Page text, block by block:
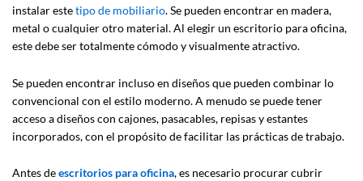
instalar estetipo de mobiliario. Se pueden encontrar en madera,
metal o cualquier otro material. Al elegir un escritorio para oficina,
este debe ser totalmente cómodo y visualmente atractivo.
Se pueden encontrar incluso en diseños que pueden combinar lo
convencional con el estilo moderno. A menudo se puede tener
acceso a diseños con cajones, pasacables, repisas y estantes
incorporados, con el propósito de facilitar las prácticas de trabajo.
Antes deescritorios para oficina, es necesario procurar cubrir